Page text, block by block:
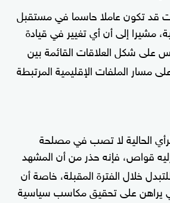
قد تكون عاملا حاسما في مستقبل
مشيرا إلى أن أي تغيير في قيادة
على شكل العلاقات القائمة بين
مسار الملفات الإقليمية المرتبطة
الحالية لا تصب في مصلحة
قواص، فإنه حذر من أن المشهد
للتبدل خلال الفترة المقبلة، خاصة أن
يراهن على تحقيق مكاسب سياسية